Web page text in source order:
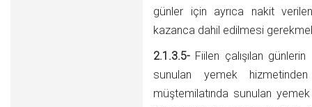
günler için ayrıca nakit
kazanca dahil edilmesi
2.1.3.5- Fiilen çalışılan
sunulan yemek
müştemilatında sunulan